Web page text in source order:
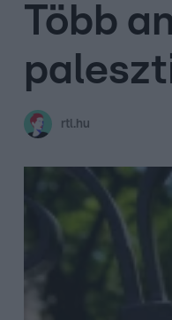
Több
rtl.hu